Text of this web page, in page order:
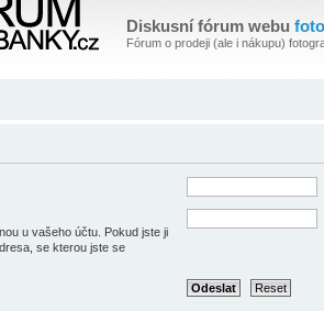
Diskusní fórum webu
Fórum o prodeji (ale i nákupu)
u vašeho účtu. Pokud jste ji
se kterou jste se